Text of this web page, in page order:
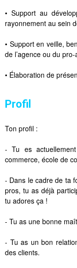
• Support au
rayonnement au sein
• Support en veille,
de l’agence ou du pro-
• Élaboration de
Profil
Ton profil :
- Tu es
commerce, école de
- Dans le cadre de ta
pros, tu as déjà
tu adores ça !
- Tu as une bonne
- Tu as un bon
des clients.